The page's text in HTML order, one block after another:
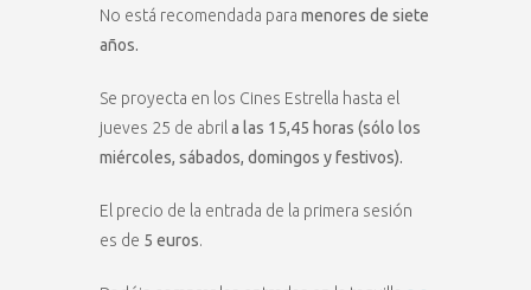
No está recomendada para menores de siete
años.
Se proyecta en los Cines Estrella hasta el
jueves 25 de abril a las 15,45 horas (sólo los
miércoles, sábados, domingos y festivos).
El precio de la entrada de la primera sesión
es de 5 euros.